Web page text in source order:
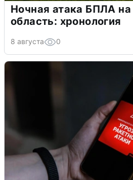
Ночная атака БПЛА
область: хронология
8 августа 0